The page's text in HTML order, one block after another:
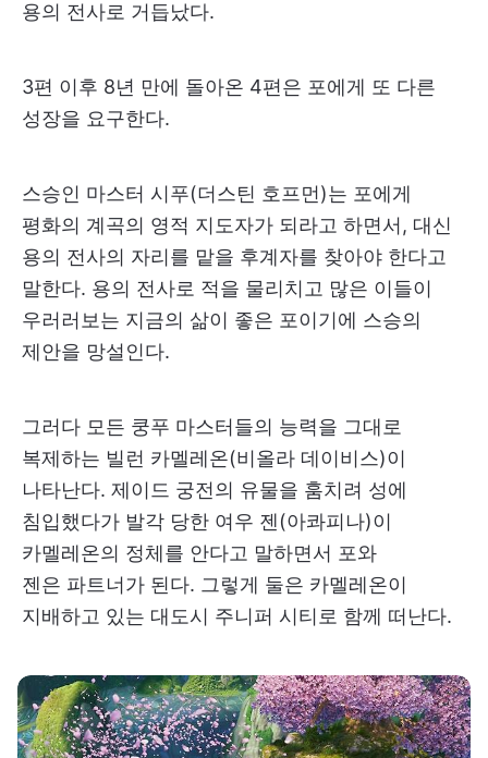
용의 전사로 거듭났다.
3편 이후 8년 만에 돌아온 4편은 포에게 또 다른
성장을 요구한다.
스승인 마스터 시푸(더스틴 호프먼)는 포에게
평화의 계곡의 영적 지도자가 되라고 하면서, 대신
용의 전사의 자리를 맡을 후계자를 찾아야 한다고
말한다. 용의 전사로 적을 물리치고 많은 이들이
우러러보는 지금의 삶이 좋은 포이기에 스승의
제안을 망설인다.
그러다 모든 쿵푸 마스터들의 능력을 그대로
복제하는 빌런 카멜레온(비올라 데이비스)이
나타난다. 제이드 궁전의 유물을 훔치려 성에
침입했다가 발각 당한 여우 젠(아콰피나)이
카멜레온의 정체를 안다고 말하면서 포와
젠은 파트너가 된다. 그렇게 둘은 카멜레온이
지배하고 있는 대도시 주니퍼 시티로 함께 떠난다.